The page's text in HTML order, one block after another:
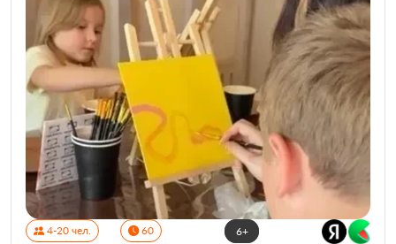
4-20 чел. 60 6+